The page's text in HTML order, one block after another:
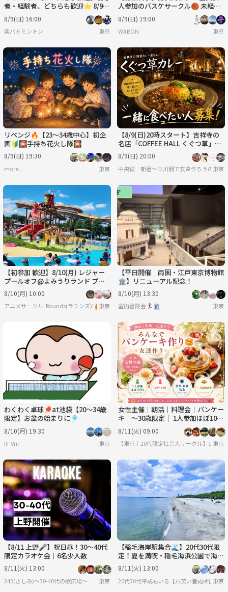
者・経験者、どちらも歓迎⭐︎ 8/9
（日）16時〜 水道橋でバドミン
トン⭐︎
8/9(日) 16:00
楽バドミントン 東京
人参加のバスケサークル🏀 未経
験、女性大歓迎◎エンジョイレベ
ル！
8/9(日) 19:00
WABON 東京
リベンジ🔥【23～34歳中心】初企
画🔰🎇手持ち花火し隊🎇
8/9(日) 19:30
more... 東京
【8/9(日)20時スタート】吉祥寺の
名店「COFFEE HALL くぐつ草」
で、一緒にカレーを食べませんか？
🍛
8/9(日) 20:00
中央線 新宿〜立川間で友達作ろうの会東京
【初参加 歓迎】8/10(月) レジャー
プールオフ@よみうりランド プー
ルWAI ☀️
8/10(月) 10:00
アニメサークル"Rounds(ラウンズ)"🙆東京
【平日開催 両国・江戸東京博物館
🏛️】リニューアル記念！
8/10(月) 13:30
室内冒険会🏃‍♀️🏛 東京
わくわく卓球🏓at池袋【20〜34歳
限定】お盆の始まりに🎐
8/10(月) 19:30
Ri-Vril 東京
女性主催｜朝活｜料理会｜パンケー
キ｜〜30歳限定｜ 1人参加ほぼ10
0% ｜友達作り
8/11(火) 09:00
【東京｜20代限定社会人サークル】1人参
東京
【8/11 上野🎤】祝日昼！30〜40代
限定カラオケ会｜6名少人数
8/11(火) 13:00
343(さしみ)〜30-40代の歌広場〜 東京
【稲毛海岸駅集合🌊】20代30代限
定！夏を満喫・稲毛海浜公園で海水
浴ピクニック✨
8/11(火) 13:00
20代30代平成もいる【お笑い養成所出身
東京